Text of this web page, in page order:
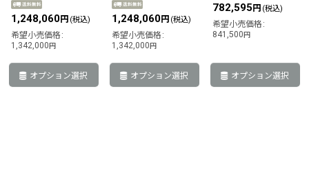
1,248,060円 (税込)
希望小売価格 :
1,342,000円
オプション選択
1,248,060円 (税込)
希望小売価格 :
1,342,000円
オプション選択
782,595円 (税込)
希望小売価格 :
841,500円
オプション選択